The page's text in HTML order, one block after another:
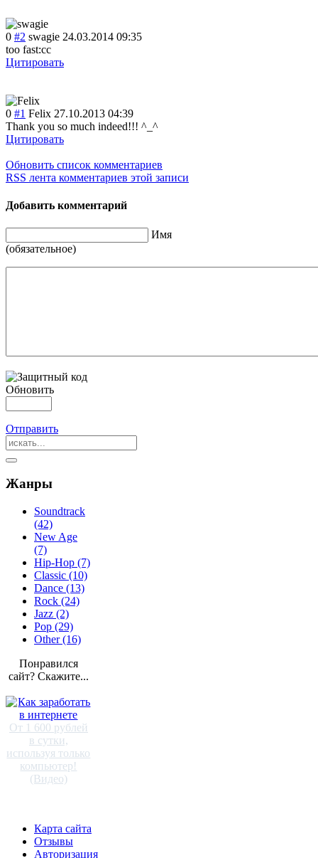
0 #2 swagie 24.03.2014 09:35
too fast:cc
Цитировать
0 #1 Felix 27.10.2013 04:39
Thank you so much indeed!!! ^_^
Цитировать
Обновить список комментариев
RSS лента комментариев этой записи
Добавить комментарий
Имя
(обязательное)
Обновить
Отправить
Жанры
Soundtrack
(42)
New Age
(7)
Hip-Hop (7)
Classic (10)
Dance (13)
Rock (24)
Jazz (2)
Pop (29)
Other (16)
Понравился
сайт? Скажите...
От 1 600 рублей
в сутки,
используя только
компьютер!
(Видео)
Карта сайта
Отзывы
Авторизация